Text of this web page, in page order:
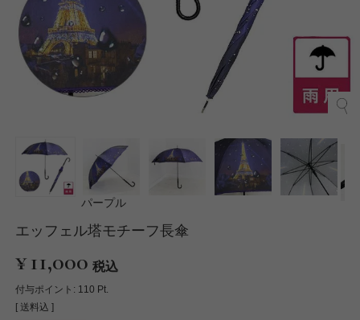
パープル
エッフェル塔モチーフ長傘
¥11,000 税込
付与ポイント: 110 Pt.
送料込